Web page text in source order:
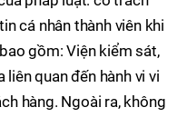
cá nhân thành viên khi
gồm: Viện kiểm sát,
quan đến hành vi vi
hàng. Ngoài ra, không